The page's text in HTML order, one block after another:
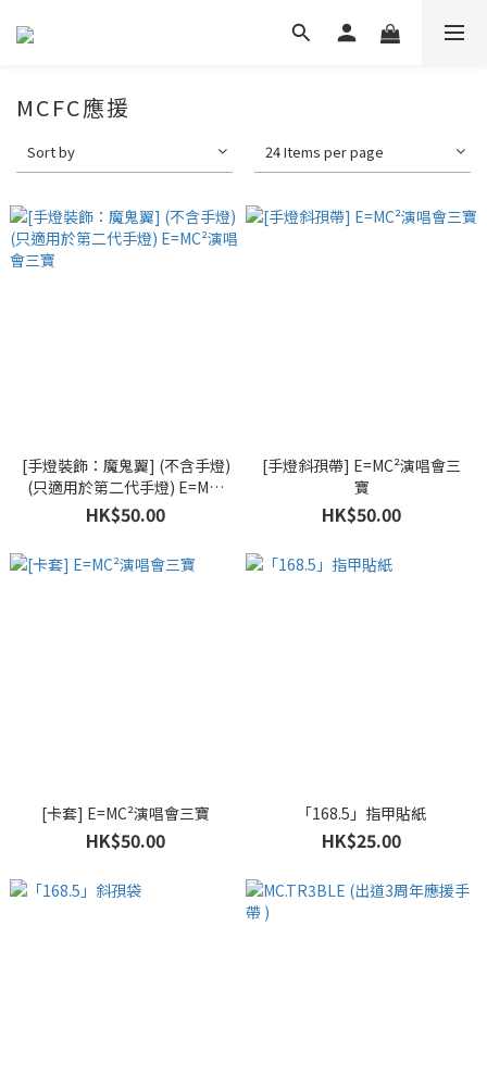
MCFC應援
Sort by 24 Items per page
[手燈裝飾：魔鬼翼] (不含手燈)
(只適用於第二代手燈) E=MC²
演唱會三寶
HK$50.00
[手燈斜孭帶] E=MC²演唱會三
寶
HK$50.00
[卡套] E=MC²演唱會三寶
HK$50.00
「168.5」指甲貼紙
HK$25.00